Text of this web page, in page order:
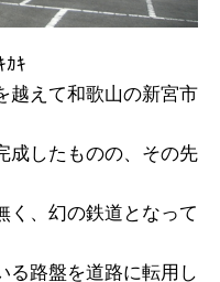
ｷ
越えて和歌山の新宮市
成したものの、その先
く、幻の鉄道となって
る路盤を道路に転用し